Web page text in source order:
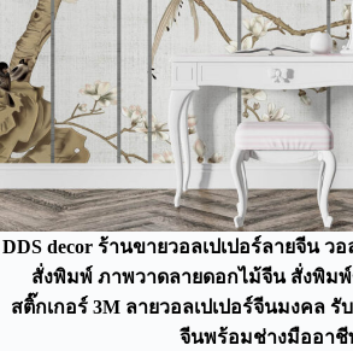
DDS decor ร้านขายวอลเปเปอร์ลายจีน ว
สั่งพิมพ์ ภาพวาดลายดอกไม้จีน สั่งพิม
สติ๊กเกอร์ 3M ลายวอลเปเปอร์จีนมงคล รั
จีนพร้อมช่างมืออาชี